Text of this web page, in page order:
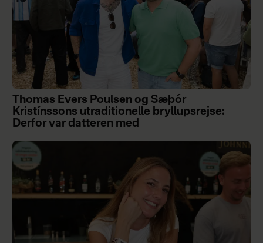
Thomas Evers Poulsen og Sæþór
Kristínssons utraditionelle bryllupsrejse:
Derfor var datteren med